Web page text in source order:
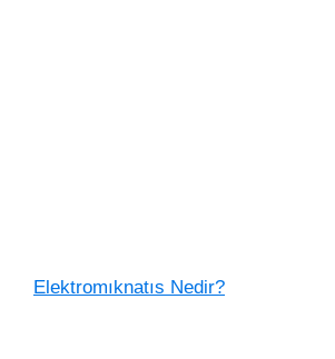
Elektromıknatıs Nedir?